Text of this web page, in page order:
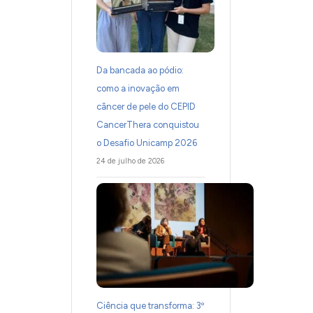
Da bancada ao pódio:
como a inovação em
câncer de pele do CEPID
CancerThera conquistou
o Desafio Unicamp 2026
24 de julho de 2026
Ciência que transforma: 3º